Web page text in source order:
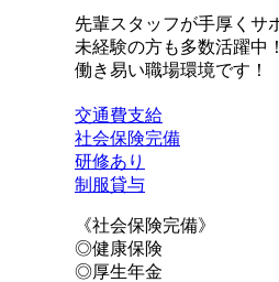
先輩スタッフが手厚くサ
未経験の方も多数活躍中！
働き易い職場環境です！
交通費支給
社会保険完備
研修あり
制服貸与
《社会保険完備》
◎健康保険
◎厚生年金